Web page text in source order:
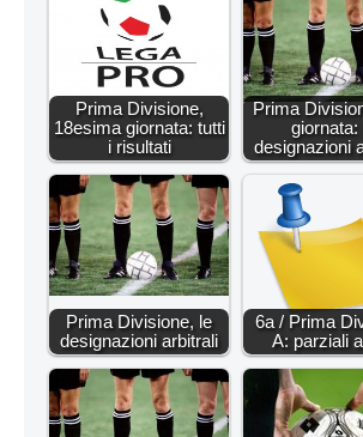
Prima Divisione,
18esima giornata: tutti
i risultati
Prima
giornata:
designazioni
Prima Divisione, le
designazioni arbitrali
6a / Prima
A: parziali